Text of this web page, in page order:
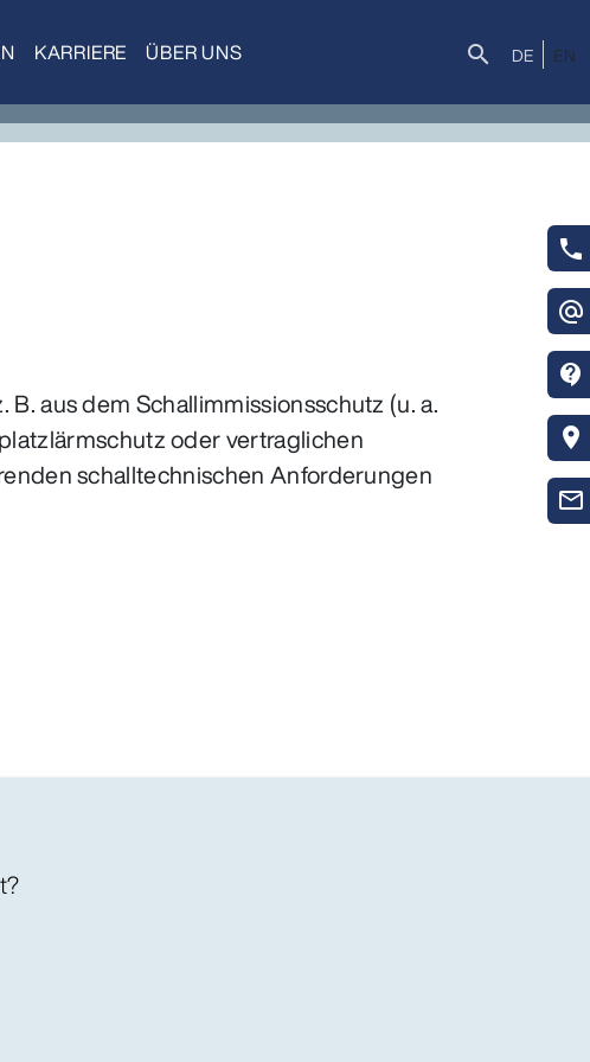
KARRIERE ÜBER UNS Suche
search DE EN
phone
alternate_email
contact_support
location_on
mail_outline
aus dem Schallimmissionsschutz (u. a.
oder vertraglichen
schalltechnischen Anforderungen